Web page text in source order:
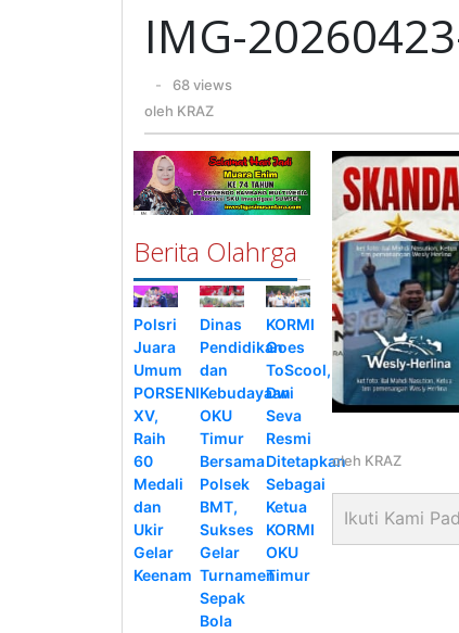
IMG-
oleh
KRAZ
-
68 views
oleh KRAZ
Berita Olahrga
Polsri
Juara
Umum
PORSENI
XV,
Raih
60
Medali
dan
Ukir
Gelar
Keenam
Dinas
Pendidikan
dan
Kebudayaan
OKU
Timur
Bersama
Polsek
BMT,
Sukses
Gelar
Turnamen
Sepak
Bola
KORMI
Goes
ToScool,
Dwi
Seva
Resmi
Ditetapkan
Sebagai
Ketua
KORMI
OKU
Timur
oleh KRAZ
Ikuti Kami